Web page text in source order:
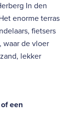
In den
enorme terras
fietsers
waar de vloer
lekker
een